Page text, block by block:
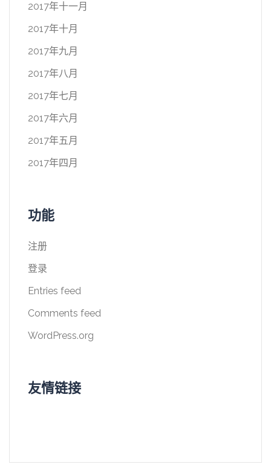
2017年十一月
2017年十月
2017年九月
2017年八月
2017年七月
2017年六月
2017年五月
2017年四月
功能
注册
登录
Entries feed
Comments feed
WordPress.org
友情链接